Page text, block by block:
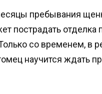
пребывания
пострадать
со временем, в
научится ждать